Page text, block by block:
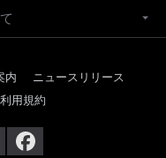
内
ニュースリリース
用規約